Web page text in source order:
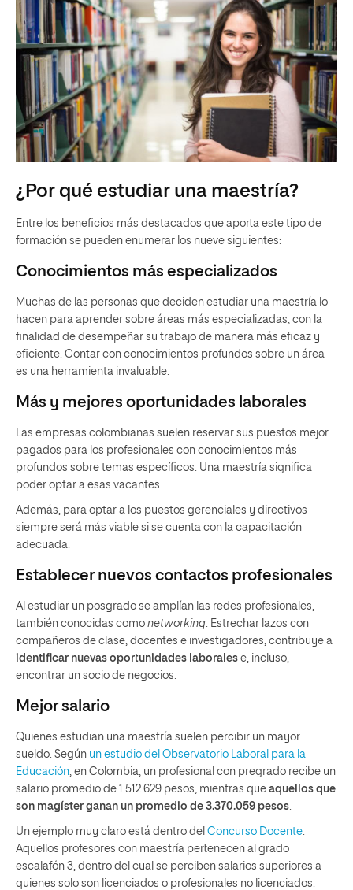
¿Por qué estudiar una maestría?
Entre los beneficios más destacados que aporta este tipo de
formación se pueden enumerar los nueve siguientes:
Conocimientos más especializados
Muchas de las personas que deciden estudiar una maestría lo
hacen para aprender sobre áreas más especializadas, con la
finalidad de desempeñar su trabajo de manera más eficaz y
eficiente. Contar con conocimientos profundos sobre un área
es una herramienta invaluable.
Más y mejores oportunidades laborales
Las empresas colombianas suelen reservar sus puestos mejor
pagados para los profesionales con conocimientos más
profundos sobre temas específicos. Una maestría significa
poder optar a esas vacantes.
Además, para optar a los puestos gerenciales y directivos
siempre será más viable si se cuenta con la capacitación
adecuada.
Establecer nuevos contactos profesionales
Al estudiar un posgrado se amplían las redes profesionales,
también conocidas como networking. Estrechar lazos con
compañeros de clase, docentes e investigadores, contribuye a
identificar nuevas oportunidades laborales e, incluso,
encontrar un socio de negocios.
Mejor salario
Quienes estudian una maestría suelen percibir un mayor
sueldo. Según un estudio del Observatorio Laboral para la
Educación, en Colombia, un profesional con pregrado recibe un
salario promedio de 1.512.629 pesos, mientras que aquellos que
son magíster ganan un promedio de 3.370.059 pesos.
Un ejemplo muy claro está dentro del Concurso Docente.
Aquellos profesores con maestría pertenecen al grado
escalafón 3, dentro del cual se perciben salarios superiores a
quienes solo son licenciados o profesionales no licenciados.